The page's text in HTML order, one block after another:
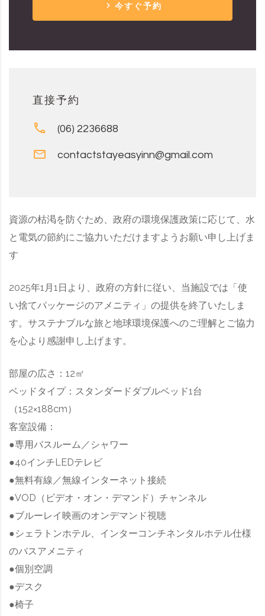
資源の枯渇を防ぐため、政府の環境保護政策に応じて、水
と電気の節約にご協力いただけますようお願い申し上げま
す
2025年1月1日より、政府の方針に従い、当施設では「使
い捨てパッケージのアメニティ」の提供を終了いたしま
す。サステナブルな旅と地球環境保護へのご理解とご協力
を心より感謝申し上げます。
部屋の広さ：12㎡
ベッドタイプ：スタンダードダブルベッド1台
（152×188cm）
客室設備：
●専用バスルーム／シャワー
●40インチLEDテレビ
●無料有線／無線インターネット接続
●VOD（ビデオ・オン・デマンド）チャンネル
●ブルーレイ映画のオンデマンド視聴
●シェラトンホテル、インターコンチネンタルホテル仕様
のバスアメニティ
●個別空調
●デスク
●椅子
今すぐ予約
直接予約
(06) 2236688
contactstayeasyinn@gmail.com